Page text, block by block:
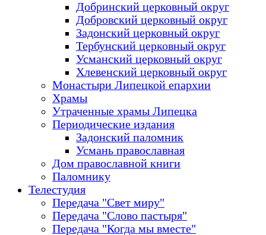
Добринский церковный округ
Добровский церковный округ
Задонский церковный округ
Тербунский церковный округ
Усманский церковный округ
Хлевенский церковный округ
Монастыри Липецкой епархии
Храмы
Утраченные храмы Липецка
Периодические издания
Задонский паломник
Усмань православная
Дом православной книги
Паломнику
Телестудия
Передача "Свет миру"
Передача "Слово пастыря"
Передача "Когда мы вместе"